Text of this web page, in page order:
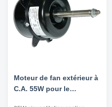
Moteur de fan extérieur à
C.A. 55W pour le